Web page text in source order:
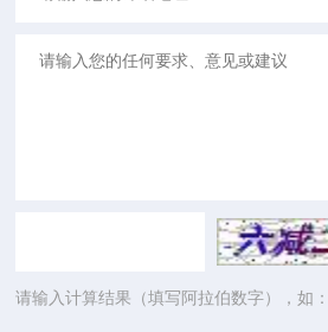
请输入计算结果（填写阿拉伯数字），如